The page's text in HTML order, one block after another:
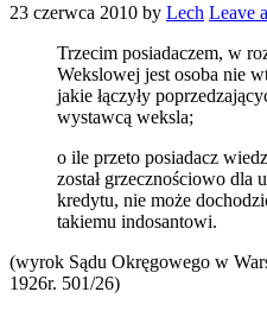
23 czerwca 2010 by Lech Leave
Trzecim posiadaczem, w
Wekslowej jest osoba nie
jakie łączyły
wystawcą weksla;
o ile przeto posiadacz
został grzecznościowo dla
kredytu, nie może
takiemu indosantowi.
(wyrok Sądu Okręgowego w
1926r. 501/26)